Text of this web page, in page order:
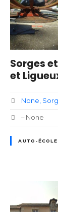
Sorges
et
None
– None
AUTO-